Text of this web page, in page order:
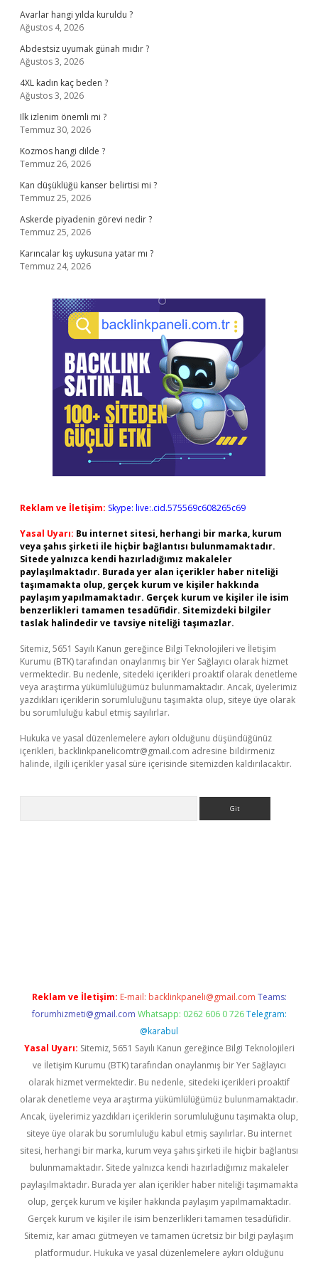
Avarlar hangi yılda kuruldu ?
Ağustos 4, 2026
Abdestsiz uyumak günah mıdır ?
Ağustos 3, 2026
4XL kadın kaç beden ?
Ağustos 3, 2026
Ilk izlenim önemli mi ?
Temmuz 30, 2026
Kozmos hangi dilde ?
Temmuz 26, 2026
Kan düşüklüğü kanser belirtisi mi ?
Temmuz 25, 2026
Askerde piyadenin görevi nedir ?
Temmuz 25, 2026
Karıncalar kış uykusuna yatar mı ?
Temmuz 24, 2026
Reklam ve İletişim: Skype: live:.cid.575569c608265c69
Yasal Uyarı: Bu internet sitesi, herhangi bir marka, kurum
veya şahıs şirketi ile hiçbir bağlantısı bulunmamaktadır.
Sitede yalnızca kendi hazırladığımız makaleler
paylaşılmaktadır. Burada yer alan içerikler haber niteliği
taşımamakta olup, gerçek kurum ve kişiler hakkında
paylaşım yapılmamaktadır. Gerçek kurum ve kişiler ile isim
benzerlikleri tamamen tesadüfidir. Sitemizdeki bilgiler
taslak halindedir ve tavsiye niteliği taşımazlar.
Sitemiz, 5651 Sayılı Kanun gereğince Bilgi Teknolojileri ve İletişim
Kurumu (BTK) tarafından onaylanmış bir Yer Sağlayıcı olarak hizmet
vermektedir. Bu nedenle, sitedeki içerikleri proaktif olarak denetleme
veya araştırma yükümlülüğümüz bulunmamaktadır. Ancak, üyelerimiz
yazdıkları içeriklerin sorumluluğunu taşımakta olup, siteye üye olarak
bu sorumluluğu kabul etmiş sayılırlar.
Hukuka ve yasal düzenlemelere aykırı olduğunu düşündüğünüz
içerikleri, backlinkpanelicomtr@gmail.com adresine bildirmeniz
halinde, ilgili içerikler yasal süre içerisinde sitemizden kaldırılacaktır.
Reklam ve İletişim: E-mail: backlinkpaneli@gmail.com Teams:
forumhizmeti@gmail.com Whatsapp: 0262 606 0 726 Telegram:
@karabul
Yasal Uyarı: Sitemiz, 5651 Sayılı Kanun gereğince Bilgi Teknolojileri
ve İletişim Kurumu (BTK) tarafından onaylanmış bir Yer Sağlayıcı
olarak hizmet vermektedir. Bu nedenle, sitedeki içerikleri proaktif
olarak denetleme veya araştırma yükümlülüğümüz bulunmamaktadır.
Ancak, üyelerimiz yazdıkları içeriklerin sorumluluğunu taşımakta olup,
siteye üye olarak bu sorumluluğu kabul etmiş sayılırlar. Bu internet
sitesi, herhangi bir marka, kurum veya şahıs şirketi ile hiçbir bağlantısı
bulunmamaktadır. Sitede yalnızca kendi hazırladığımız makaleler
paylaşılmaktadır. Burada yer alan içerikler haber niteliği taşımamakta
olup, gerçek kurum ve kişiler hakkında paylaşım yapılmamaktadır.
Gerçek kurum ve kişiler ile isim benzerlikleri tamamen tesadüfidir.
Sitemiz, kar amacı gütmeyen ve tamamen ücretsiz bir bilgi paylaşım
platformudur. Hukuka ve yasal düzenlemelere aykırı olduğunu